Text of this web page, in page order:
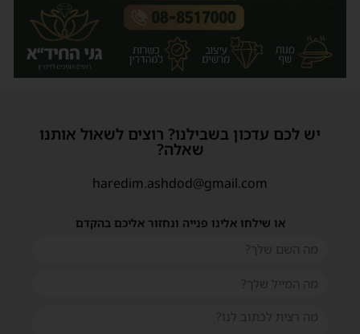
יש לכם עדכון בשבילנו? רוצים לשאול אותנו
שאלה?
haredim.ashdod@gmail.com
או שילחו אלינו פנייה ונחזור אליכם בהקדם